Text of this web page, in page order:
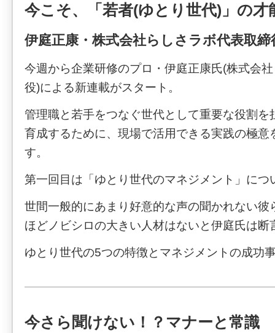
今こそ、「若者(ゆとり世代)」の才
伊庭正康・株式会社らしさラボ代表取締
今週から企業研修のプロ・伊庭正康氏(株式会
役)による新連載がスタート。
管理職と若手をつなぐ世代として重要な役割を
育成するために、現場で活用できる実践の極意
す。
第一回目は「ゆとり世代のマネジメント」につ
世間一般的にあまり好意的な声の聞かれない彼
ほどノビシロの大きい人材はないと伊庭氏は断
ゆとり世代の5つの特徴とマネジメントの成功
今さら聞けない！？マナーと常識